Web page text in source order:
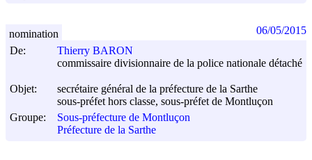
De:
Thierry BARON
commissaire divisionnaire de la police nationale détaché
Objet:
secrétaire général de la préfecture de la Sarthe
sous-préfet hors classe, sous-préfet de Montluçon
Groupe:
Sous-préfecture de Montluçon
Préfecture de la Sarthe
nomination 06/05/2015